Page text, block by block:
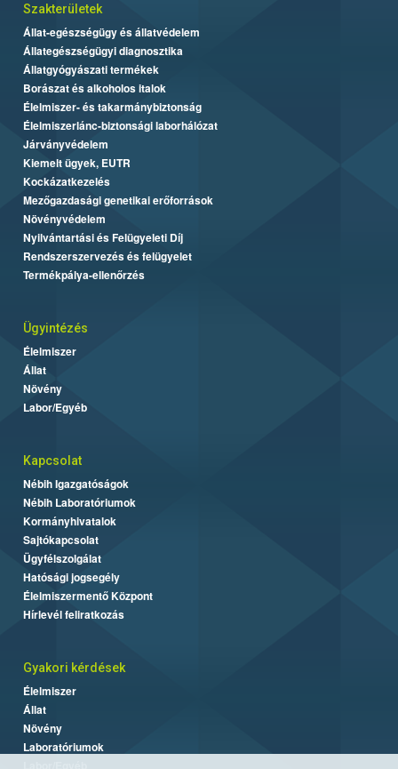
Szakterületek
Állat-egészségügy és állatvédelem
Állategészségügyi diagnosztika
Állatgyógyászati termékek
Borászat és alkoholos italok
Élelmiszer- és takarmánybiztonság
Élelmiszerlánc-biztonsági laborhálózat
Járványvédelem
Kiemelt ügyek, EUTR
Kockázatkezelés
Mezőgazdasági genetikai erőforrások
Növényvédelem
Nyilvántartási és Felügyeleti Díj
Rendszerszervezés és felügyelet
Termékpálya-ellenőrzés
Ügyintézés
Élelmiszer
Állat
Növény
Labor/Egyéb
Kapcsolat
Nébih Igazgatóságok
Nébih Laboratóriumok
Kormányhivatalok
Sajtókapcsolat
Ügyfélszolgálat
Hatósági jogsegély
Élelmiszermentő Központ
Hírlevél feliratkozás
Gyakori kérdések
Élelmiszer
Állat
Növény
Laboratóriumok